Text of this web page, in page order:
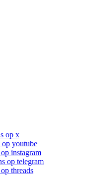
op x
op youtube
instagram
op telegram
threads